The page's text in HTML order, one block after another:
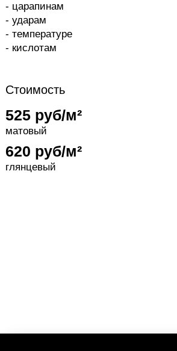
- царапинам
- ударам
- температуре
- кислотам
Стоимость
525 руб/м²
620 руб/м²
матовый
глянцевый